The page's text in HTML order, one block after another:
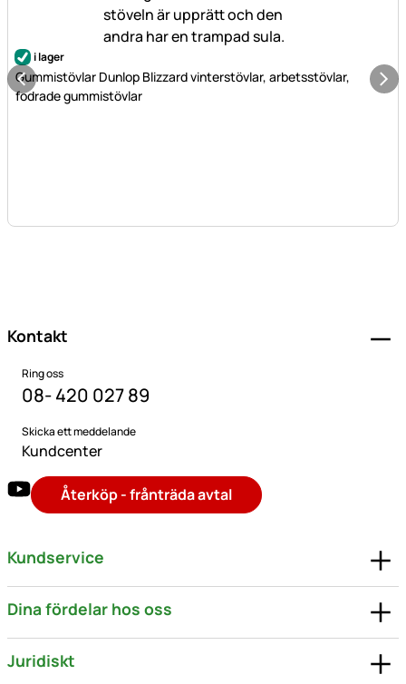
i lager
Gummistövlar Dunlop Blizzard vinterstövlar, arbetsstövlar,
fodrade gummistövlar
Kontakt
Ring oss
08- 420 027 89
Skicka ett meddelande
Kundcenter
Återköp - frånträda avtal
Kundservice
Dina fördelar hos oss
Juridiskt